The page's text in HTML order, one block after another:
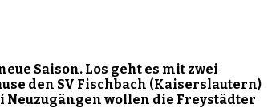
Saison. Los geht es mit zwei
den SV Fischbach (Kaiserslautern)
wollen die Freystädter